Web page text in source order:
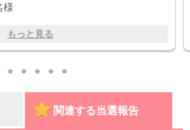
様
もっと見る
● ● ● ● ●
関連する当選報告